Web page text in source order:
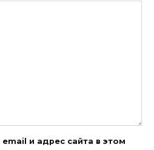
и адрес сайта в этом